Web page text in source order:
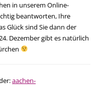
in unserem Online-
beantworten, Ihre
Glück sind Sie dann der
Dezember gibt es natürlich
aachen-